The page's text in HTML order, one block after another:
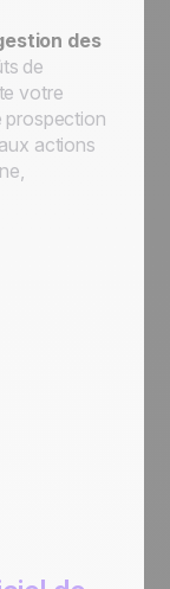
des
de
votre
prospection
actions